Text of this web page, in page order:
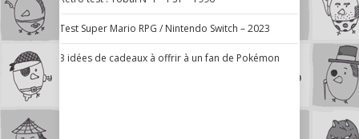
Test Super Mario RPG / Nintendo Switch – 2023
3 idées de cadeaux à offrir à un fan de Pokémon